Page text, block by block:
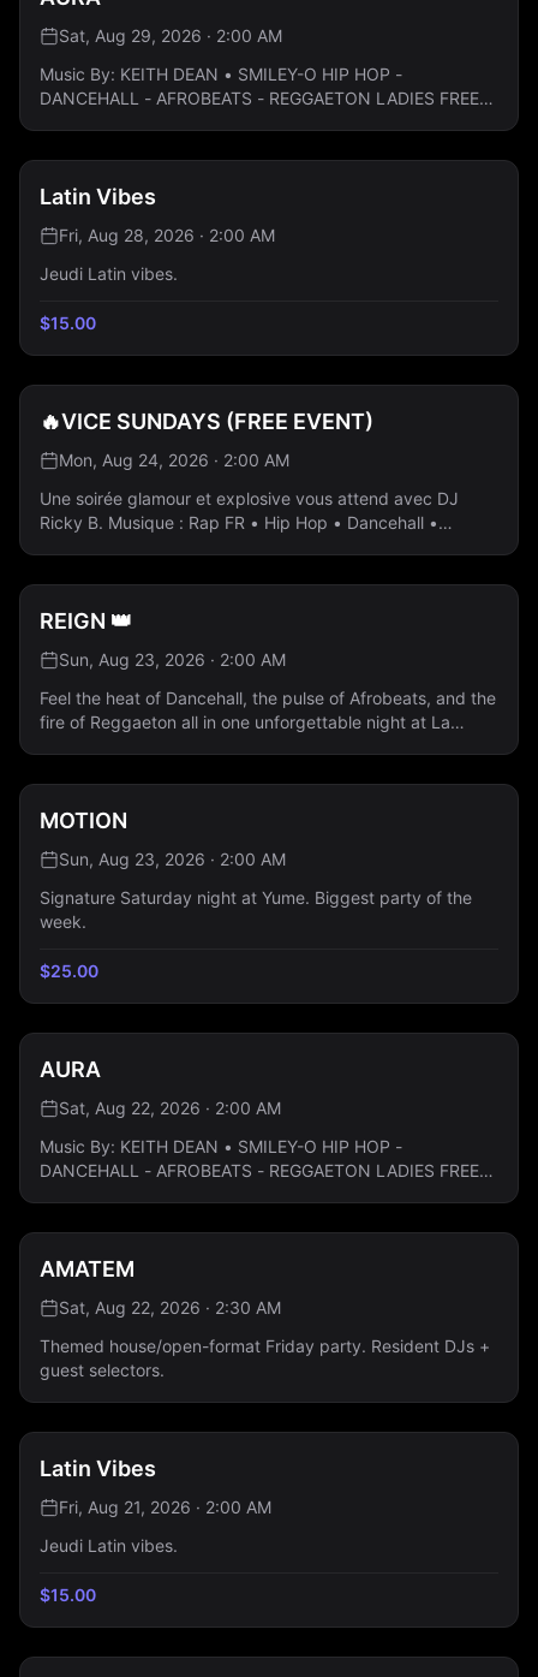
Sat, Aug 29, 2026 · 2:00 AM
Music By: KEITH DEAN • SMILEY-O HIP HOP -
DANCEHALL - AFROBEATS - REGGAETON LADIES FREE
Latin Vibes
Fri, Aug 28, 2026 · 2:00 AM
Jeudi Latin vibes.
$15.00
🔥VICE SUNDAYS (FREE EVENT)
Mon, Aug 24, 2026 · 2:00 AM
Une soirée glamour et explosive vous attend avec DJ
Ricky B. Musique : Rap FR • Hip Hop • Dancehall •
REIGN 👑
Sun, Aug 23, 2026 · 2:00 AM
Feel the heat of Dancehall, the pulse of Afrobeats, and the
fire of Reggaeton all in one unforgettable night at La
MOTION
Sun, Aug 23, 2026 · 2:00 AM
Signature Saturday night at Yume. Biggest party of the
week.
$25.00
AURA
Sat, Aug 22, 2026 · 2:00 AM
Music By: KEITH DEAN • SMILEY-O HIP HOP -
DANCEHALL - AFROBEATS - REGGAETON LADIES FREE
AMATEM
Sat, Aug 22, 2026 · 2:30 AM
Themed house/open-format Friday party. Resident DJs +
guest selectors.
Latin Vibes
Fri, Aug 21, 2026 · 2:00 AM
Jeudi Latin vibes.
$15.00